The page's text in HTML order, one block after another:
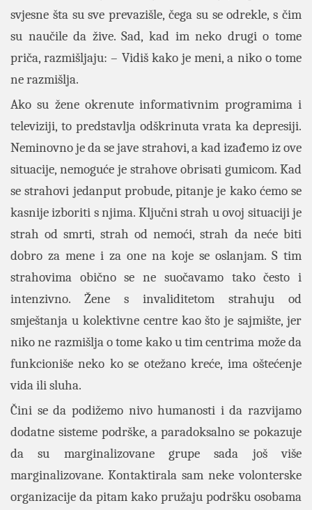
svjesne šta su sve prevazišle, čega su se odrekle, s čim
su naučile da žive. Sad, kad im neko drugi o tome
priča, razmišljaju: – Vidiš kako je meni, a niko o tome
ne razmišlja.
Ako su žene okrenute informativnim programima i
televiziji, to predstavlja odškrinuta vrata ka depresiji.
Neminovno je da se jave strahovi, a kad izađemo iz ove
situacije, nemoguće je strahove obrisati gumicom. Kad
se strahovi jedanput probude, pitanje je kako ćemo se
kasnije izboriti s njima. Ključni strah u ovoj situaciji je
strah od smrti, strah od nemoći, strah da neće biti
dobro za mene i za one na koje se oslanjam. S tim
strahovima obično se ne suočavamo tako često i
intenzivno. Žene s invaliditetom strahuju od
smještanja u kolektivne centre kao što je sajmište, jer
niko ne razmišlja o tome kako u tim centrima može da
funkcioniše neko ko se otežano kreće, ima oštećenje
vida ili sluha.
Čini se da podižemo nivo humanosti i da razvijamo
dodatne sisteme podrške, a paradoksalno se pokazuje
da su marginalizovane grupe sada još više
marginalizovane. Kontaktirala sam neke volonterske
organizacije da pitam kako pružaju podršku osobama